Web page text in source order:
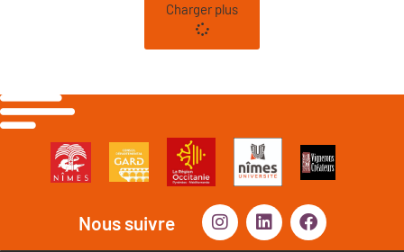
Charger plus
Nous suivre